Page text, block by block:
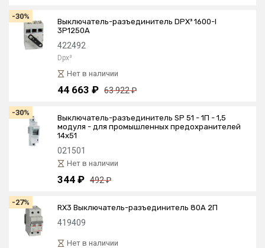
-30%
Выключатель-разъединитель DPX³ 1600-I
3P1250A
422492
Dpx³
Нет в наличии
44 663 ₽ 63 922 ₽
-30%
Выключатель-разъединитель SP 51 - 1П - 1,5
модуля - для промышленных предохранителей
14х51
021501
Нет в наличии
344 ₽ 492 ₽
-27%
RX3 Выключатель-разъединитель 80А 2П
419409
Нет в наличии